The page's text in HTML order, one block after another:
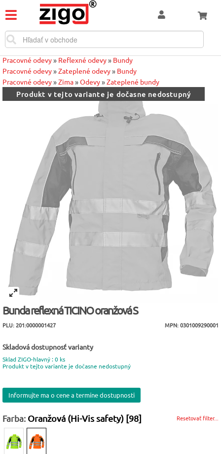
Pracovné odevy» Reflexné odevy» Bundy
Pracovné odevy»Zateplené odevy» Bundy
Pracovné odevy»Zima»Odevy»Zateplené bundy
Produkt v tejto variante je dočasne nedostupný
Bunda reflexná TICINO oranžová S
PLU: 201:0000001427 MPN: 0301009290001
Skladová dostupnosť varianty
Sklad ZIGO-hlavný : 0 ks
Produkt v tejto variante je dočasne nedostupný
Informujte ma o cene a termíne dostupnosti
Resetovať filter...
Farba: Oranžová (Hi-Vis safety) [98]